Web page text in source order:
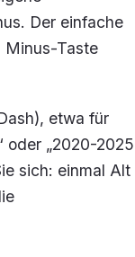
Der einfache
Minus-Taste
etwa für
oder „2020-
sich: einmal Alt